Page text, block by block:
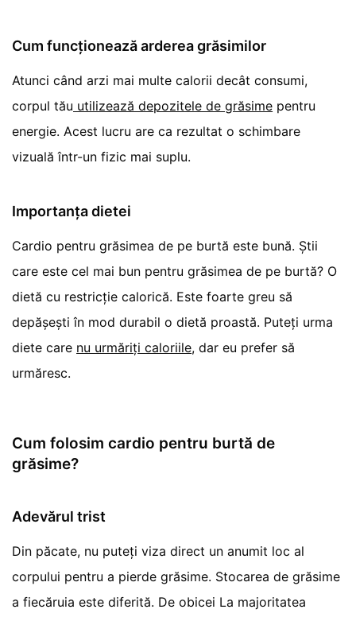
Cum funcționează arderea grăsimilor
Atunci când arzi mai multe calorii decât consumi,
corpul tău utilizează depozitele de grăsime pentru
energie. Acest lucru are ca rezultat o schimbare
vizuală într-un fizic mai suplu.
Importanța dietei
Cardio pentru grăsimea de pe burtă este bună. Știi
care este cel mai bun pentru grăsimea de pe burtă? O
dietă cu restricție calorică. Este foarte greu să
depășești în mod durabil o dietă proastă. Puteți urma
diete care nu urmăriți caloriile, dar eu prefer să
urmăresc.
Cum folosim cardio pentru burtă de
grăsime?
Adevărul trist
Din păcate, nu puteți viza direct un anumit loc al
corpului pentru a pierde grăsime. Stocarea de grăsime
a fiecăruia este diferită. De obicei La majoritatea